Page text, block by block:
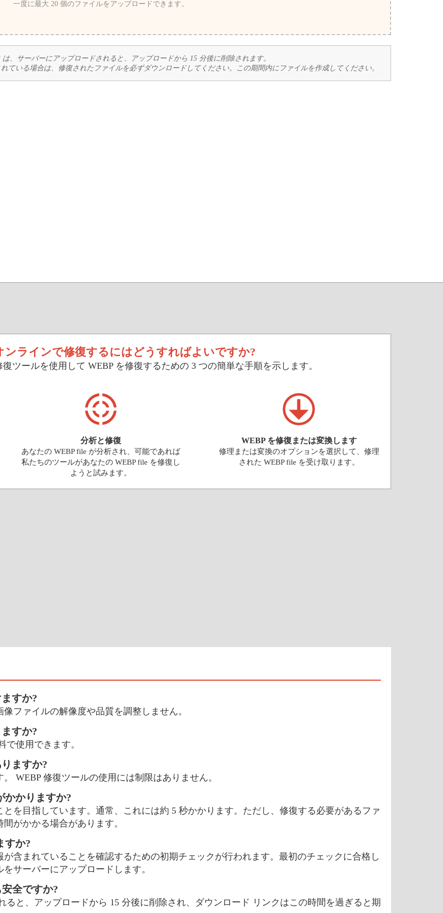
一度に最大 20 個のファイルをアップロードできます。
は、サーバーにアップロードされると、アップロードから 15 分後に削除されます。
ている場合は、修復されたファイルを必ずダウンロードしてください。この期間内にファイルを作成してください。
ンラインで修復するにはどうすればよいですか?
ツールを使用して WEBP を修復するための 3 つの簡単な手順を示します。
分析と修復
あなたの WEBP file が分析され、可能であれば
私たちのツールがあなたの WEBP file を修復し
ようと試みます。
WEBP を修復または変換します
修理または変換のオプションを選択して、修理
された WEBP file を受け取ります。
すか?
ファイルの解像度や品質を調整しません。
すか?
で使用できます。
ますか?
WEBP 修復ツールの使用には制限はありません。
かかりますか?
を目指しています。通常、これには約 5 秒かかります。ただし、修復する必要があるファ
がかかる場合があります。
すか?
含まれていることを確認するための初期チェックが行われます。最初のチェックに合格し
サーバーにアップロードします。
全ですか?
ると、アップロードから 15 分後に削除され、ダウンロード リンクはこの時間を過ぎると期